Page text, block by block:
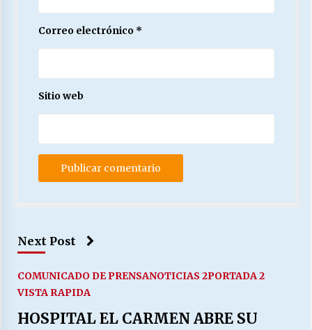
Correo electrónico *
Sitio web
Next Post
COMUNICADO DE PRENSANOTICIAS 2PORTADA 2
VISTA RAPIDA
HOSPITAL EL CARMEN ABRE SU